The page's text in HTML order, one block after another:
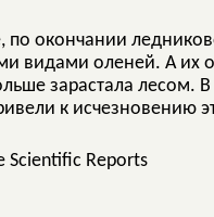
по окончании
видами оленей. А их
зарастала лесом.
к исчезновению
Scientific Reports